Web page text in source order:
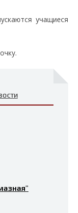
учащиеся